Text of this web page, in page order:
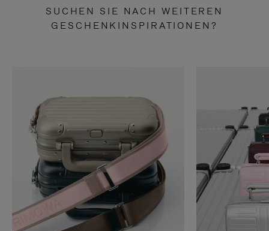
SUCHEN SIE NACH WEITEREN
GESCHENKINSPIRATIONEN?